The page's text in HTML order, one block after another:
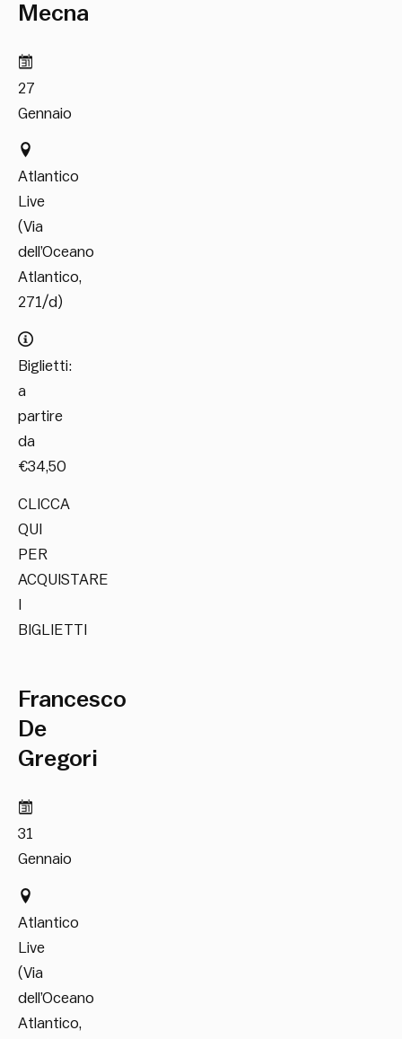
Mecna
27
Gennaio
Atlantico
Live
(Via
dell’Oceano
Atlantico,
271/d)
Biglietti:
a
partire
da
€34,50
CLICCA
QUI
PER
ACQUISTARE
BIGLIETTI
Francesco
De
Gregori
31
Gennaio
Atlantico
Live
(Via
dell’Oceano
Atlantico,